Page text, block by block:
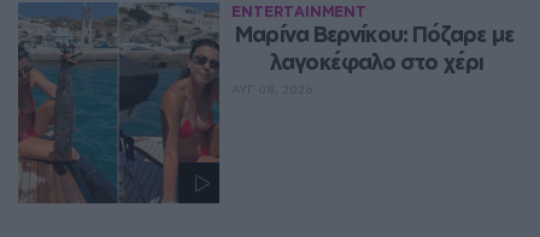
ENTERTAINMENT
Μαρίνα Βερνίκου: Πόζαρε με
λαγοκέφαλο στο χέρι